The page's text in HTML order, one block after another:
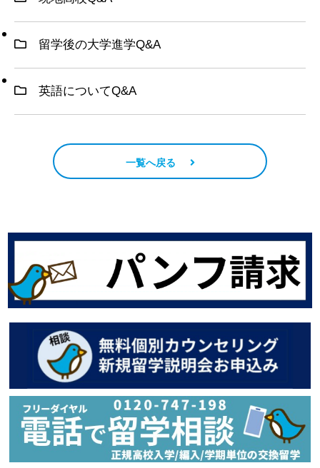
留学後の大学進学Q&A
英語についてQ&A
一覧へ戻る